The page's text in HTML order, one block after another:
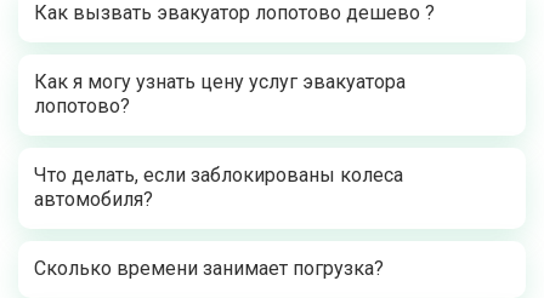
Как вызвать эвакуатор лопотово дешево ?
Как я могу узнать цену услуг эвакуатора
лопотово?
Что делать, если заблокированы колеса
автомобиля?
Сколько времени занимает погрузка?